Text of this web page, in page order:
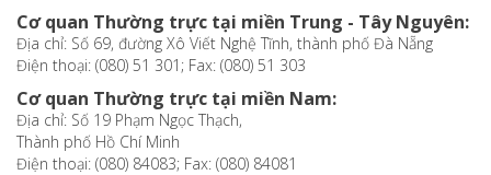
Cơ quan Thường trực tại miền Trung - Tây Nguyên:
Địa chỉ: Số 69, đường Xô Viết Nghệ Tĩnh, thành phố Đà Nẵng
Điện thoại: (080) 51 301; Fax: (080) 51 303
Cơ quan Thường trực tại miền Nam:
Địa chỉ: Số 19 Phạm Ngọc Thạch,
Thành phố Hồ Chí Minh
Điện thoại: (080) 84083; Fax: (080) 84081